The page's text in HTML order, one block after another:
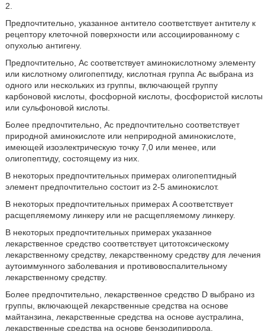
2.
Предпочтительно, указанное антитело соответствует антителу к
рецептору клеточной поверхности или ассоциированному с
опухолью антигену.
Предпочтительно, Ac соответствует аминокислотному элементу
или кислотному олигопептиду, кислотная группа Ac выбрана из
одного или нескольких из группы, включающей группу
карбоновой кислоты, фосфорной кислоты, фосфористой кислоты
или сульфоновой кислоты.
Более предпочтительно, Ac предпочтительно соответствует
природной аминокислоте или неприродной аминокислоте,
имеющей изоэлектрическую точку 7,0 или менее, или
олигопептиду, состоящему из них.
В некоторых предпочтительных примерах олигопептидный
элемент предпочтительно состоит из 2-5 аминокислот.
В некоторых предпочтительных примерах A соответствует
расщепляемому линкеру или не расщепляемому линкеру.
В некоторых предпочтительных примерах указанное
лекарственное средство соответствует цитотоксическому
лекарственному средству, лекарственному средству для лечения
аутоиммунного заболевания и противовоспалительному
лекарственному средству.
Более предпочтительно, лекарственное средство D выбрано из
группы, включающей лекарственные средства на основе
майтанзина, лекарственные средства на основе аустралина,
лекарственные средства на основе бензодипиррола,